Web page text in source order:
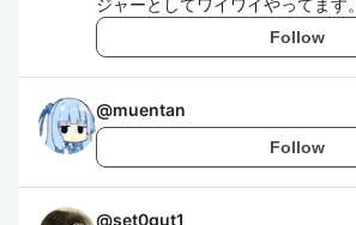
ジャーとしてワイワイやってます。
Follow
@muentan
Follow
@set0gut1